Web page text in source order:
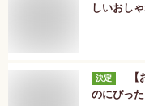
しいおし
決定
のにぴっ